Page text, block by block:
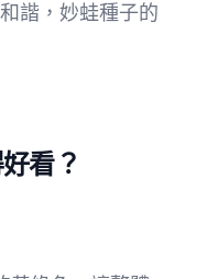
諧，妙蛙種子的
看？